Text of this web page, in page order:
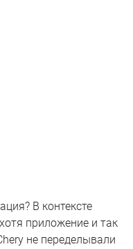
В контексте
приложение и так
не переделывали